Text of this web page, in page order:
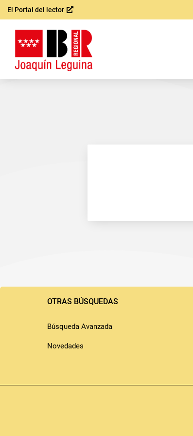
Saltar al
principal
El Portal del lector
Pié
OTRAS BÚSQUEDAS
Búsqueda Avanzada
Novedades